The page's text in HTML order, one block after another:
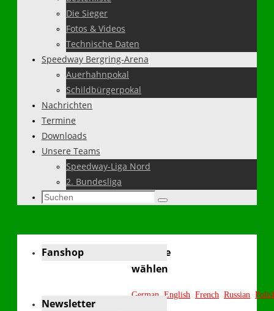
Die Sieger
Fotos & Videos
Technische Daten
Speedway Bergring-Arena
Auerhahnpokal
Schildbürgerpokal
Nachrichten
Termine
Downloads
Unsere Teams
Speedway-Liga Nord
2. Bundesliga
Suchen
Suchen
Sprache
wählen
German English French Russian
Fanshop
Newsletter